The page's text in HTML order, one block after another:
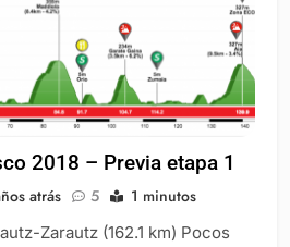
2018 – Previa etapa 1
atrás 5 1 minutos
Zarautz (162.1 km) Pocos